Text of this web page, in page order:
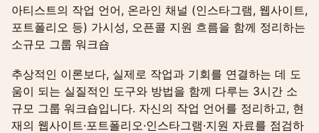
아티스트의 작업 언어, 온라인 채널 (인스타그램, 웹사이트,
포트폴리오 등) 가시성, 오픈콜 지원 흐름을 함께 정리하는
소규모 그룹 워크숍
추상적인 이론보다, 실제로 작업과 기회를 연결하는 데 도
움이 되는 실질적인 도구와 방법을 함께 다루는 3시간 소
규모 그룹 워크숍입니다. 자신의 작업 언어를 정리하고, 현
재의 웹사이트·포트폴리오·인스타그램·지원 자료를 점검하